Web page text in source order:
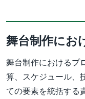
舞台制作にお
舞台制作におけるプ
算、スケジュール、
ての要素を統括する